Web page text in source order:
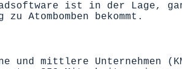
ist in der Lage,
Atombomben bekommt.
mittlere Unternehmen